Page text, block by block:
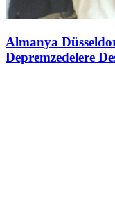
Almanya
Depremzedelere